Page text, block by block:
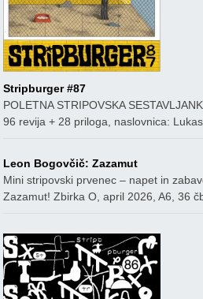
Stripburger #87
POLETNA STRIPOVSKA
96 revija + 28 priloga, naslovnica:
Leon Bogovčič: Zazamut
Mini stripovski prvenec – napet in
Zazamut! Zbirka O, april 2026, A6, 36